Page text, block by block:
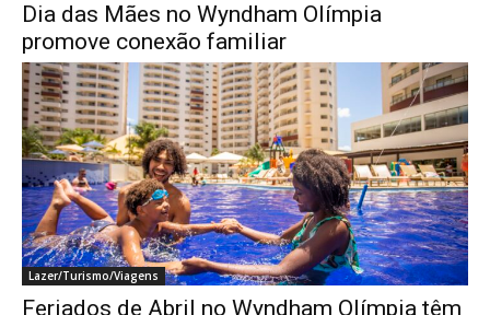
Dia das Mães no Wyndham Olímpia
promove conexão familiar
Lazer/Turismo/Viagens
Feriados de Abril no Wyndham Olímpia têm